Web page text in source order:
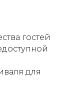
гостей
для